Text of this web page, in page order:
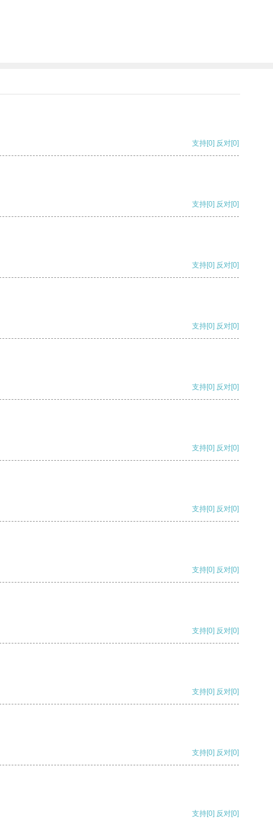
支持[0] 反对[0]
支持[0] 反对[0]
支持[0] 反对[0]
支持[0] 反对[0]
支持[0] 反对[0]
支持[0] 反对[0]
支持[0] 反对[0]
支持[0] 反对[0]
支持[0] 反对[0]
支持[0] 反对[0]
支持[0] 反对[0]
支持[0] 反对[0]